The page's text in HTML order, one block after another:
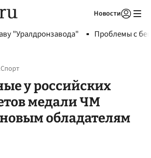
Новости
"Уралдронзавода" Проблемы с
Спорт
у российских
медали ЧМ
обладателям